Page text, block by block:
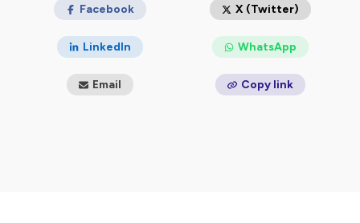
et de leurs techniques
sur leurs victimes. Nous discuterons également des
signes précurseurs qui peuvent aiderà identifier un
dans notre entourage.
Facebook X (Twitter)
LinkedIn WhatsApp
Email Copy link